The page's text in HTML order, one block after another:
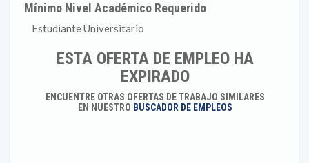
Mínimo Nivel Académico Requerido
Estudiante Universitario
ESTA OFERTA DE EMPLEO HA
EXPIRADO
ENCUENTRE OTRAS OFERTAS DE TRABAJO SIMILARES
EN NUESTRO BUSCADOR DE EMPLEOS